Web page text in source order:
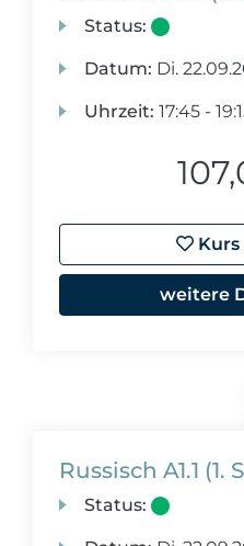
Status:
Datum: Di.
Uhrzeit: 17:45 -
Kurs
weitere
Russisch A1.1 (1.
Status: